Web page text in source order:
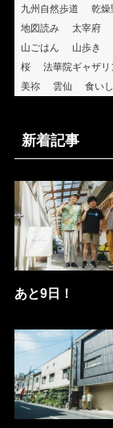
九州自然歩道
乾燥
地図読み
太宰府
山ごはん
山歩き
桜
法華院ギャザリ
美祢
雲仙 食い
新着記事
あと9日！